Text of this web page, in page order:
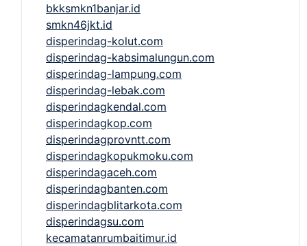
bkksmkn1banjar.id
smkn46jkt.id
disperindag-kolut.com
disperindag-kabsimalungun.com
disperindag-lampung.com
disperindag-lebak.com
disperindagkendal.com
disperindagkop.com
disperindagprovntt.com
disperindagkopukmoku.com
disperindagaceh.com
disperindagbanten.com
disperindagblitarkota.com
disperindagsu.com
kecamatanrumbaitimur.id